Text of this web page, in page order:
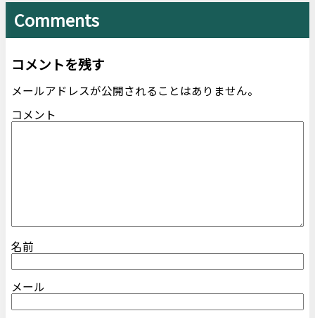
Comments
コメントを残す
メールアドレスが公開されることはありません。
コメント
名前
メール